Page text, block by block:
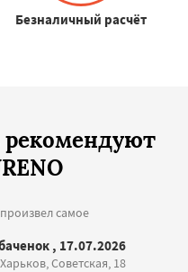
Безналичный расчёт
рекомендуют
самое
, 17.07.2026
Советская, 18